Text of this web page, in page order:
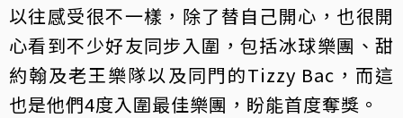
以往感受很不一樣，除了替自己開心，也很開
心看到不少好友同步入圍，包括冰球樂團、甜
約翰及老王樂隊以及同門的Tizzy Bac，而這
也是他們4度入圍最佳樂團，盼能首度奪獎。